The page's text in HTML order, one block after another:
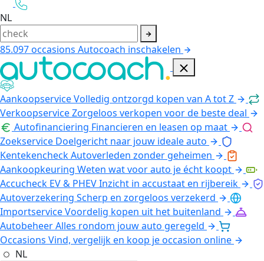
NL
85.097occasions Autocoach inschakelen
AankoopserviceVolledig ontzorgd kopen van A tot Z
VerkoopserviceZorgeloos verkopen voor de beste deal
Autofinanciering Financieren en leasen op maat
Zoekservice Doelgericht naar jouw ideale auto
KentekencheckAutoverleden zonder geheimen
Aankoopkeuring Weten wat voor auto je écht koopt
Accucheck EV & PHEVInzicht in accustaat en rijbereik
Autoverzekering Scherp en zorgeloos verzekerd
ImportserviceVoordelig kopen uit het buitenland
AutobeheerAlles rondom jouw auto geregeld
Occasions Vind, vergelijk en koop je occasion online
NL